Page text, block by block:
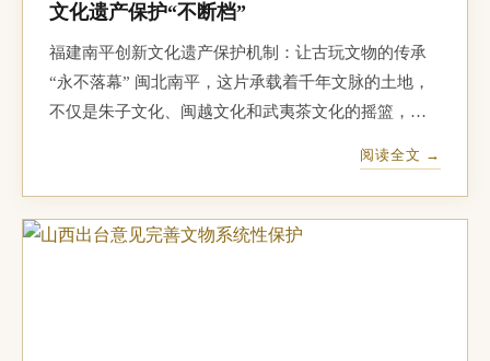
文化遗产保护“不断档”
福建南平创新文化遗产保护机制：让古玩文物的传承
“永不落幕” 闽北南平，这片承载着千年文脉的土地，
不仅是朱子文化、闽越文化和武夷茶文化的摇篮，更
遗产资源最为丰富的地区之一，南平拥有3920处不可
移动文物点和632处各级文物保护单位，这些珍贵的文
化遗产犹如一颗颗璀...
阅读全文 →